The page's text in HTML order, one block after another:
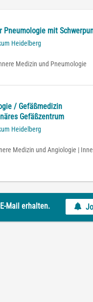
Pneumologie mit
Heidelberg
Medizin und Pneumologie
/ Gefäßmedizin
Gefäßzentrum
Heidelberg
Medizin und Angiologie |
Mail erhalten.